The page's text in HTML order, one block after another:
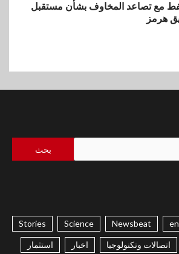
مع تصاعد المخاوف بشأن مستقبل
هرمز
Newsbeat
Science
Stories
اتصالات وتكنولوجيا اخبار استثمار